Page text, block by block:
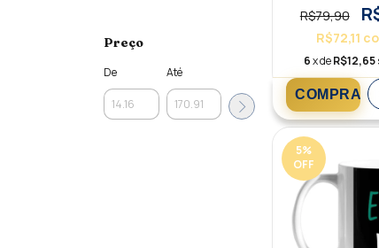
Preço
De Até
R$79,90
R$72,11
6x deR$12,65
5%
OFF